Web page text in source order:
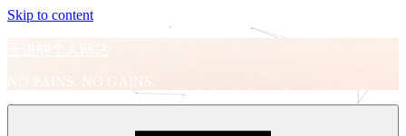
Skip to content
王进的个人网站
NO PAINS, NO GAINS.